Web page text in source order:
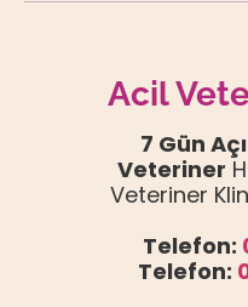
Acil
7 Gün
Veteriner
Veteriner
Telefon:
Telefon: